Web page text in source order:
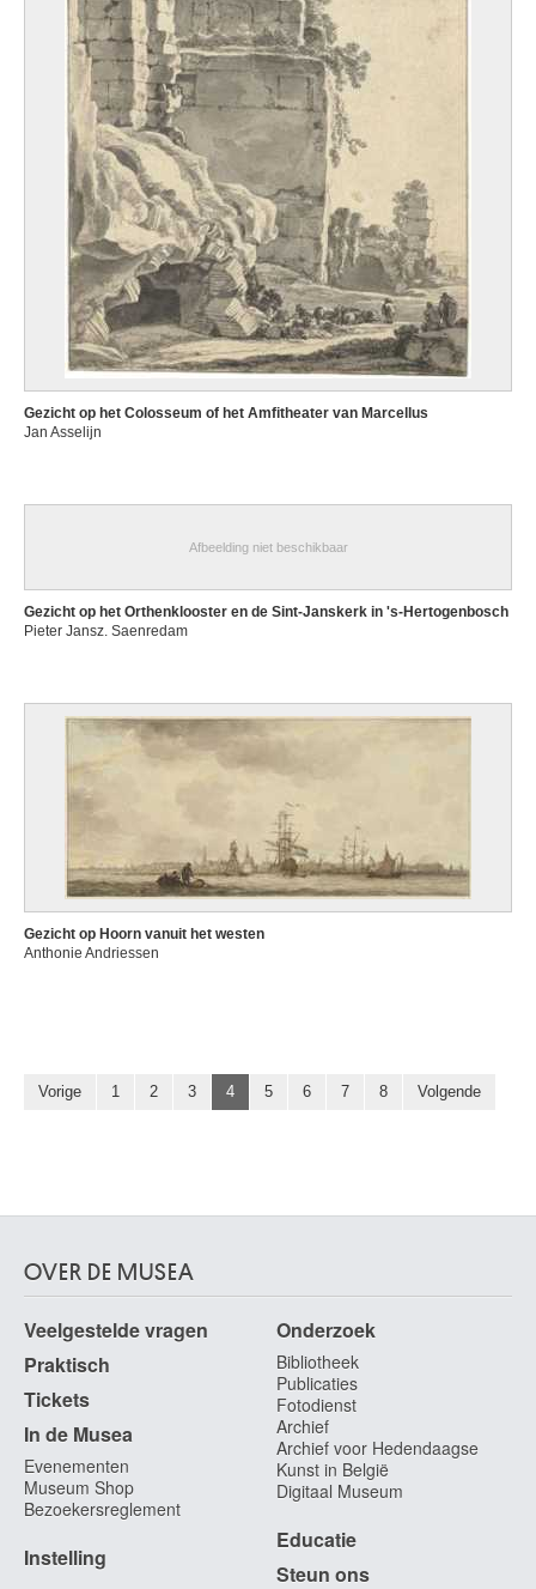
Gezicht op het Colosseum of het Amfitheater van Marcellus
Jan Asselijn
Afbeelding niet beschikbaar
Gezicht op het Orthenklooster en de Sint-Janskerk in 's-Hertogenbosch
Pieter Jansz. Saenredam
Gezicht op Hoorn vanuit het westen
Anthonie Andriessen
Vorige 1 2 3 4 5 6 7 8 Volgende
OVER DE MUSEA
Veelgestelde vragen
Praktisch
Tickets
In de Musea
Evenementen
Museum Shop
Bezoekersreglement
Instelling
Onderzoek
Bibliotheek
Publicaties
Fotodienst
Archief
Archief voor Hedendaagse
Kunst in België
Digitaal Museum
Educatie
Steun ons